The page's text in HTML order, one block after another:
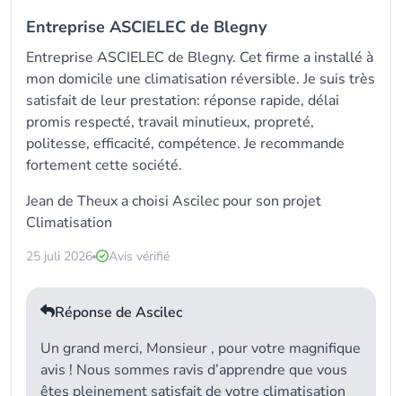
Entreprise ASCIELEC de Blegny
Entreprise ASCIELEC de Blegny. Cet firme a installé à
mon domicile une climatisation réversible. Je suis très
satisfait de leur prestation: réponse rapide, délai
promis respecté, travail minutieux, propreté,
politesse, efficacité, compétence. Je recommande
fortement cette société.
Jean de Theux a choisi Ascilec pour son projet
Climatisation
25 juli 2026 Avis vérifié
Réponse de Ascilec
Un grand merci, Monsieur , pour votre magnifique
avis ! Nous sommes ravis d’apprendre que vous
êtes pleinement satisfait de votre climatisation